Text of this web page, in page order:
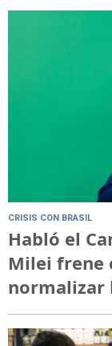
CRISIS CON BRASIL
Habló el
Milei frene
normalizar